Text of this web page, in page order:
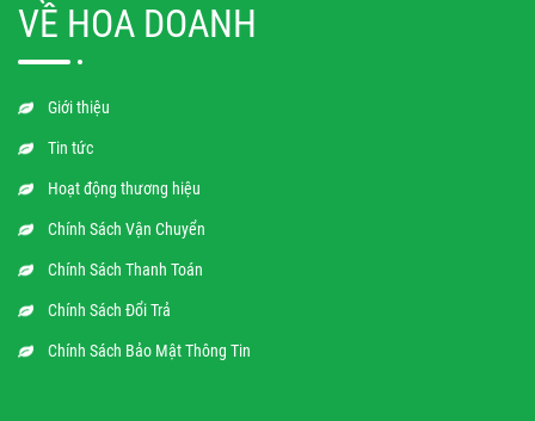
VỀ HOA DOANH
Giới thiệu
Tin tức
Hoạt động thương hiệu
Chính Sách Vận Chuyển
Chính Sách Thanh Toán
Chính Sách Đổi Trả
Chính Sách Bảo Mật Thông Tin